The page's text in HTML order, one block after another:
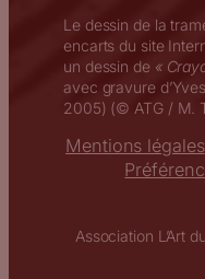
Le dessin de la
encarts du site
un dessin de «
avec gravure
2005) (© ATG / M.
Mentions légales
Association L’Art